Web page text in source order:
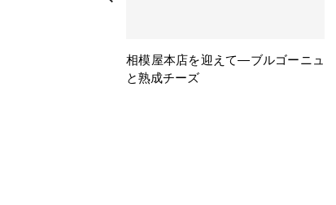
相模屋本店を迎えて―ブルゴーニュ
と熟成チーズ